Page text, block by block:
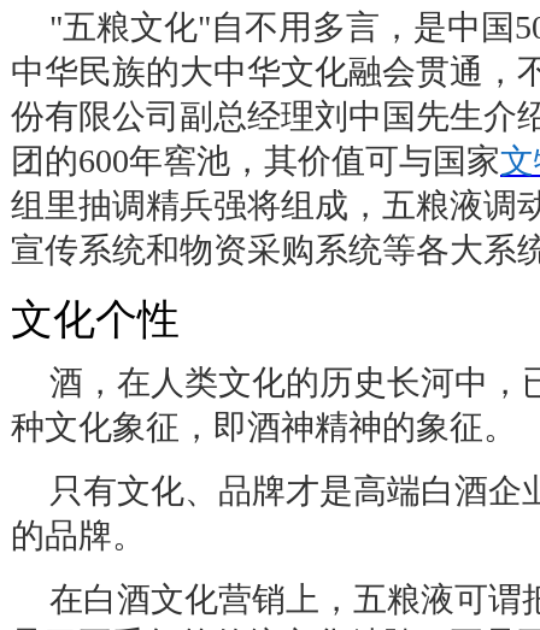
"五粮文化"自不用多言，是中国
中华民族的大中华文化融会贯通，
份有限公司副总经理刘中国先生介
团的600年窖池，其价值可与国家
组里抽调精兵强将组成，五粮液调
宣传系统和物资采购系统等各大系
文化个性
酒，在人类文化的历史长河中，
种文化象征，即酒神精神的象征。
只有文化、品牌才是高端白酒
的品牌。
在白酒文化营销上，五粮液可谓